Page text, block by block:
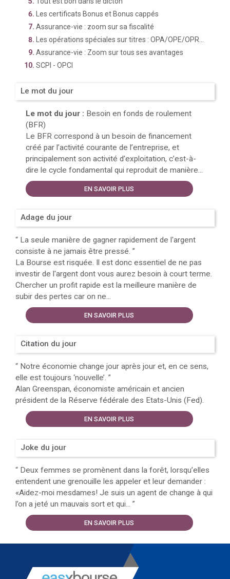
Les certificats Bonus et Bonus cappés
Assurance-vie : zoom sur sa fiscalité
Les opérations spéciales sur titres : OPA/OPE/OPR...
Assurance-vie : Zoom sur tous ses avantages
SCPI - OPCI
Le mot du jour
Le mot du jour : Besoin en fonds de roulement
(BFR)
Le BFR correspond à un besoin de financement
créé par l’activité courante de l’entreprise, et
principalement son activité d’exploitation, c’est-à-
dire le cycle fondamental qui reproduit de manière...
EN SAVOIR PLUS
Adage du jour
“ La seule manière de gagner rapidement de l'argent
consiste à ne jamais être pressé. ”
La Bourse est risquée. Il est donc essentiel de ne pas
investir de l'argent dont vous aurez besoin à court terme.
Chercher un profit rapide est la meilleure manière de
subir des pertes car on ne...
EN SAVOIR PLUS
Citation du jour
“ Notre économie change jour après jour et, en ce sens,
elle est toujours ‘nouvelle’. ”
Alan Greenspan, économiste américain et ancien
président de la Réserve fédérale des Etats-Unis (Fed).
EN SAVOIR PLUS
Joke du jour
“ Deux femmes se promènent dans la forêt, lorsqu’elles
entendent une grenouille les appeler et leur demander :
«Aidez-moi mesdames! Je suis un agent de change à qui
l’on a jeté un mauvais sort et qui... ”
EN SAVOIR PLUS